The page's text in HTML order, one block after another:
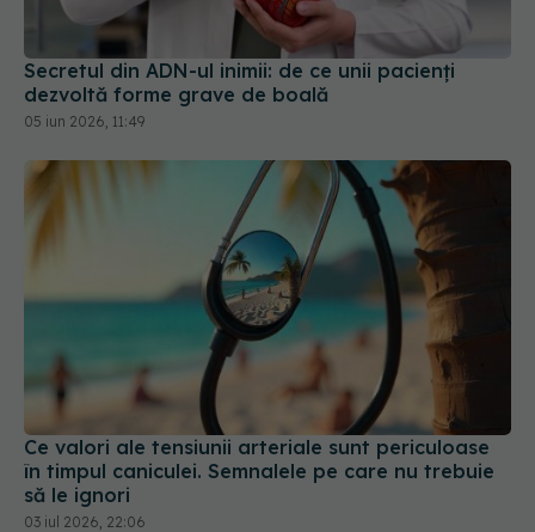
Secretul din ADN-ul inimii: de ce unii pacienți
dezvoltă forme grave de boală
05 iun 2026, 11:49
Ce valori ale tensiunii arteriale sunt periculoase
în timpul caniculei. Semnalele pe care nu trebuie
să le ignori
03 iul 2026, 22:06